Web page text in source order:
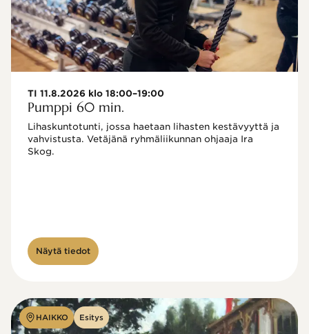
TI 11.8.2026 klo 18:00–19:00
Pumppi 60 min.
Lihaskuntotunti, jossa haetaan lihasten kestävyyttä ja
vahvistusta. Vetäjänä ryhmäliikunnan ohjaaja Ira
Skog.
Näytä tiedot
HAIKKO Esitys